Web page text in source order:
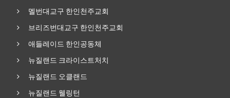
멜번대교구 한인천주교회
브리즈번대교구 한인천주교회
애들레이드 한인공동체
뉴질랜드 크라이스트처치
뉴질랜드 오클랜드
뉴질랜드 웰링턴